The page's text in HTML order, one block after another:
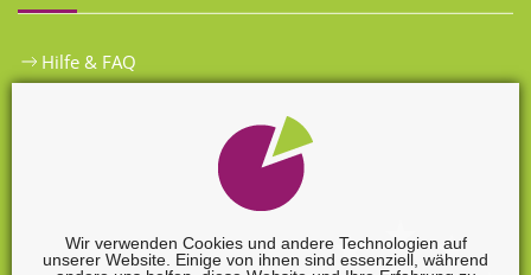
Wir verwenden Cookies und andere Technologien auf
unserer Website. Einige von ihnen sind essenziell, während
Hilfe & FAQ